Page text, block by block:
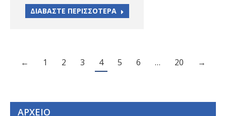
ΔΙΑΒΑΣΤΕ ΠΕΡΙΣΣΟΤΕΡΑ
← 1 2 3 4 5 6 … 20 →
ΑΡΧΕΙΟ